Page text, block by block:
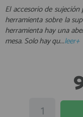
Neveras y
Seguridad
Vela y Maniobra
Submarinismo
AFILIADOS
Regístrate y
Únete ya a los
El accesorio de
herramienta sobre la
herramienta hay una
mesa. Solo hay qu...leer+